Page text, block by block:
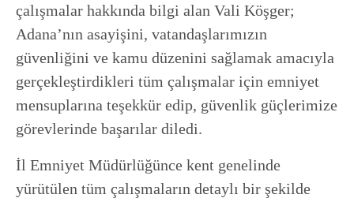
çalışmalar hakkında bilgi alan Vali Köşger;
Adana’nın asayişini, vatandaşlarımızın
güvenliğini ve kamu düzenini sağlamak amacıyla
gerçekleştirdikleri tüm çalışmalar için emniyet
mensuplarına teşekkür edip, güvenlik güçlerimize
görevlerinde başarılar diledi.
İl Emniyet Müdürlüğünce kent genelinde
yürütülen tüm çalışmaların detaylı bir şekilde